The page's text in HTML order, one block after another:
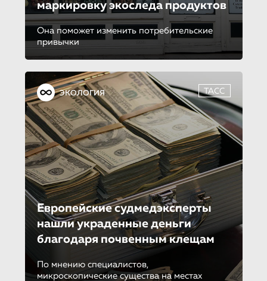
маркировку экоследа продуктов
Она поможет изменить потребительские
привычки
ЭКОЛОГИЯ ТАСС
Европейские судмедэкспер­ты
нашли украденные деньги
благодаря почвенным клещам
По мнению специалистов,
микроскопические существа на местах